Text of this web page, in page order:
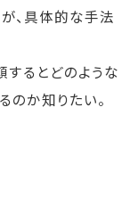
、具体的な手法
するとどのような
のか知りたい。